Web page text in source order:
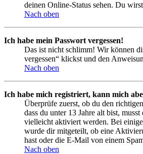
deinen Online-Status sehen. Du
Nach oben
Ich habe mein Passwort vergessen!
Das ist nicht schlimm! Wir können
vergessen“ klickst und den
Nach oben
Ich habe mich registriert, kann mich
Überprüfe zuerst, ob du den
dass du unter 13 Jahre alt bist,
vielleicht aktiviert werden. Bei
wurde dir mitgeteilt, ob eine
hast oder die E-Mail von einem
Nach oben